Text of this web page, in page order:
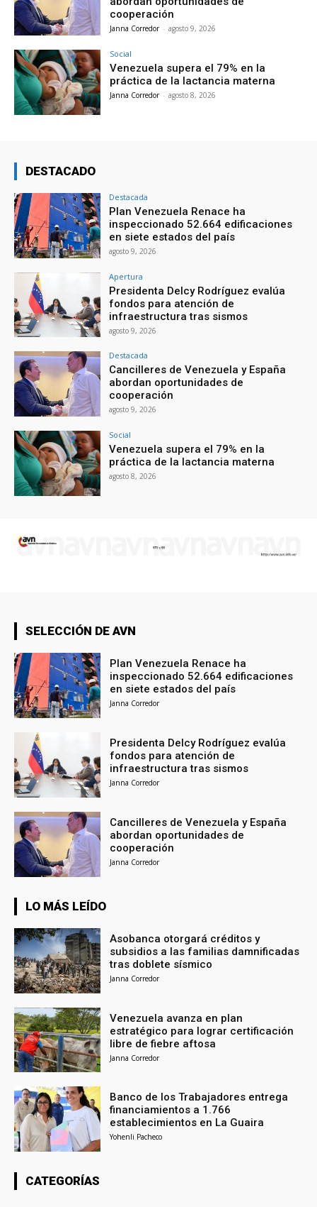
cooperación
Janna Corredor - agosto 9, 2026
Social
Venezuela supera el 79% en la
práctica de la lactancia materna
Janna Corredor - agosto 8, 2026
DESTACADO
Destacada
Plan Venezuela Renace ha
inspeccionado 52.664 edificaciones
en siete estados del país
agosto 9, 2026
Apertura
Presidenta Delcy Rodríguez evalúa
fondos para atención de
infraestructura tras sismos
agosto 9, 2026
Destacada
Cancilleres de Venezuela y España
abordan oportunidades de
cooperación
agosto 9, 2026
Social
Venezuela supera el 79% en la
práctica de la lactancia materna
agosto 8, 2026
SELECCIÓN DE AVN
Plan Venezuela Renace ha
inspeccionado 52.664 edificaciones
en siete estados del país
Janna Corredor
Presidenta Delcy Rodríguez evalúa
fondos para atención de
infraestructura tras sismos
Janna Corredor
Cancilleres de Venezuela y España
abordan oportunidades de
cooperación
Janna Corredor
LO MÁS LEÍDO
Asobanca otorgará créditos y
subsidios a las familias damnificadas
tras doblete sísmico
Janna Corredor
Venezuela avanza en plan
estratégico para lograr certificación
libre de fiebre aftosa
Janna Corredor
Banco de los Trabajadores entrega
financiamientos a 1.766
establecimientos en La Guaira
Yohenli Pacheco
CATEGORÍAS